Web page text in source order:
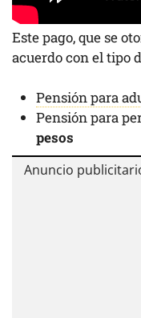
Este pago, que se
acuerdo con el tipo
Pensión para
Pensión para
pesos